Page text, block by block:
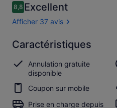
Avis
voyageurs
8,88,8 sur 10
Excellent
Afficher 37 avis
8.88.8 sur 10
Excellent
Afficher
les
37 avis
Caractéristiques
Annulation gratuite
disponible
Coupon sur mobile
Prise en charge depuis